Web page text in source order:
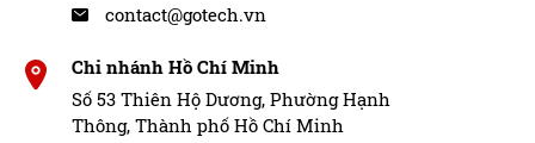
contact@gotech.vn
Chi nhánh Hồ Chí Minh
Số 53 Thiên Hộ Dương, Phường Hạnh
Thông, Thành phố Hồ Chí Minh